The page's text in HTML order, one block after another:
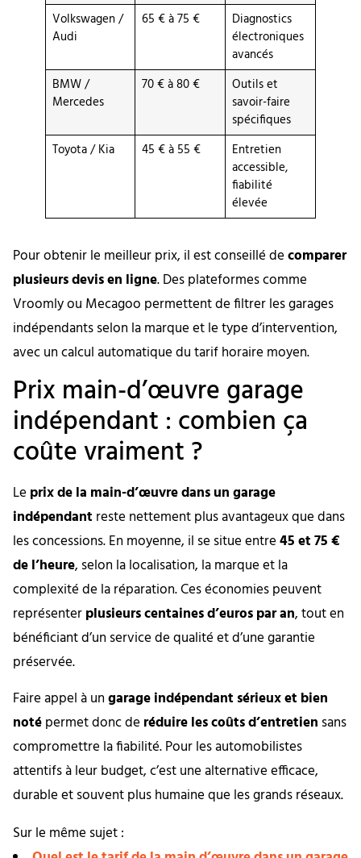
Volkswagen /
Audi
65 € à 75 €
Diagnostics
électroniques
avancés
BMW /
Mercedes
70 € à 80 €
Outils et
savoir-faire
spécifiques
Toyota / Kia
45 € à 55 €
Entretien
accessible,
fiabilité
élevée
Pour obtenir le meilleur prix, il est conseillé decomparer
plusieurs devis en ligne. Des plateformes comme
Vroomly ou Mecagoo permettent de filtrer les garages
indépendants selon la marque et le type d’intervention,
avec un calcul automatique du tarif horaire moyen.
Prix main-d’œuvre garage
indépendant : combien ça
coûte vraiment ?
Le prix de la main-d’œuvre dans un garage
indépendant reste nettement plus avantageux que dans
les concessions. En moyenne, il se situe entre45 et 75 €
de l’heure, selon la localisation, la marque et la
complexité de la réparation. Ces économies peuvent
représenterplusieurs centaines d’euros par an, tout en
bénéficiant d’un service de qualité et d’une garantie
préservée.
Faire appel à ungarage indépendant sérieux et bien
notépermet donc de réduire les coûts d’entretien sans
compromettre la fiabilité. Pour les automobilistes
attentifs à leur budget, c’est une alternative efficace,
durable et souvent plus humaine que les grands réseaux.
Sur le même sujet :